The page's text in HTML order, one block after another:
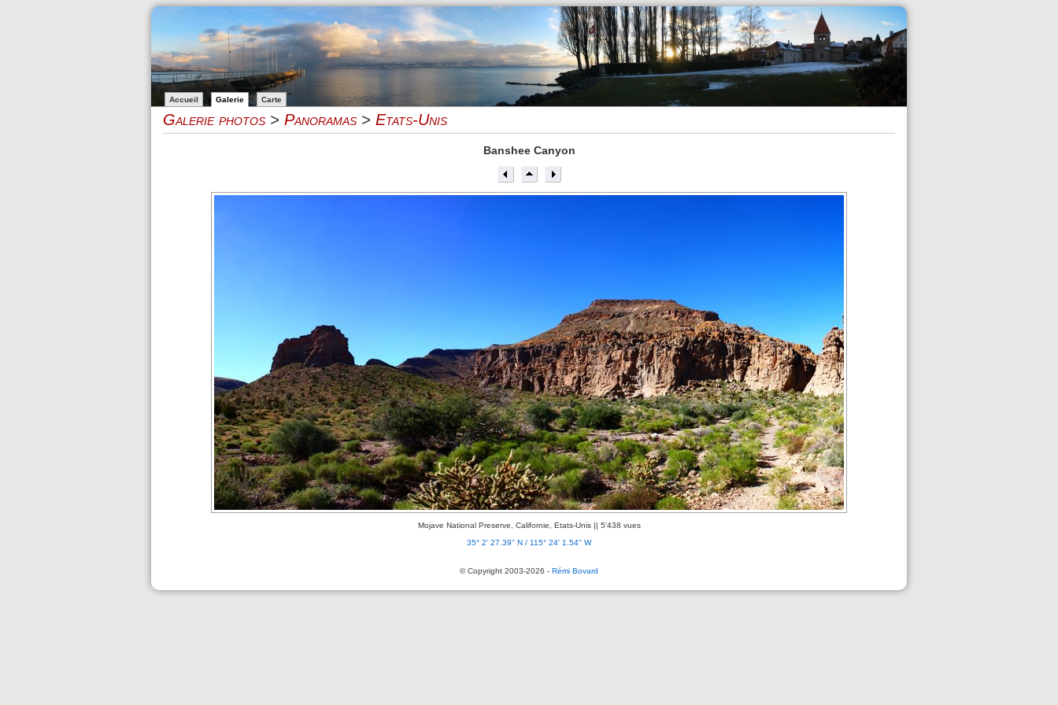
Accueil Galerie Carte
Galerie photos > Panoramas > Etats-Unis
Banshee Canyon
Mojave National Preserve, Californie, Etats-Unis || 5'438 vues
35° 2' 27.39'' N / 115° 24' 1.54'' W
© Copyright 2003-2026 - Rémi Bovard